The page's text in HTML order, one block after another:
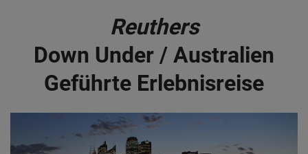
Reuthers
Down Under / Australien
Geführte Erlebnisreise